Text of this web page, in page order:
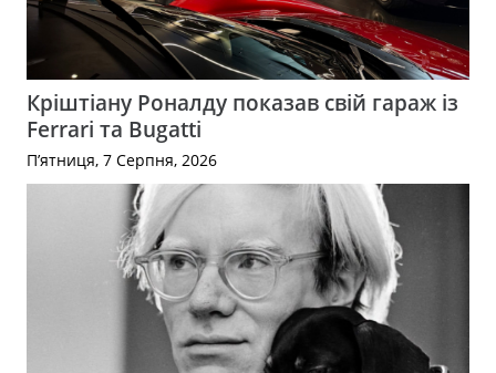
Кріштіану Роналду показав свій гараж із
Ferrari та Bugatti
П’ятниця, 7 Серпня, 2026